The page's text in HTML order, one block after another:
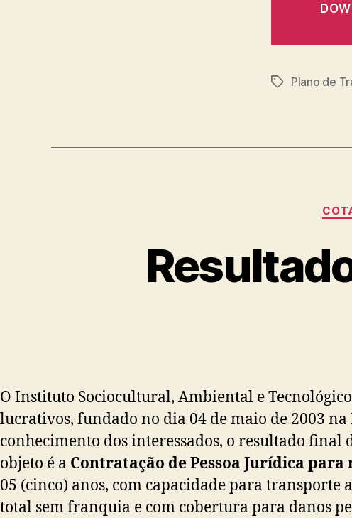
TagsPlano de
O Instituto Sociocultural, Ambiental e
lucrativos, fundado no dia 04 de maio de 2003
conhecimento dos interessados, o resultado
objeto é a Contratação de Pessoa Jurídica
05 (cinco) anos, com capacidade para transporte
total sem franquia e com cobertura para danos